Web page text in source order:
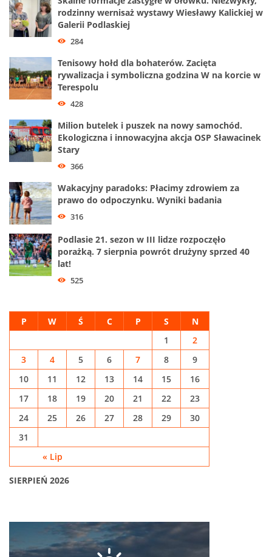
rodzinny wernisaż wystawy Wiesławy Kalickiej w
Galerii Podlaskiej
284
Tenisowy hołd dla bohaterów. Zacięta
rywalizacja i symboliczna godzina W na korcie w
Terespolu
428
Milion butelek i puszek na nowy samochód.
Ekologiczna i innowacyjna akcja OSP Sławacinek
Stary
366
Wakacyjny paradoks: Płacimy zdrowiem za
prawo do odpoczynku. Wyniki badania
316
Podlasie 21. sezon w III lidze rozpoczęło
porażką. 7 sierpnia powrót drużyny sprzed 40
lat!
525
SIERPIEŃ 2026
P W Ś C P S N
« Lip
1
2
3
4 5 6 7 8
9
10
11 12 13 14 15
16
17
18 19 20 21 22
23
24
25 26 27 28 29
30
31